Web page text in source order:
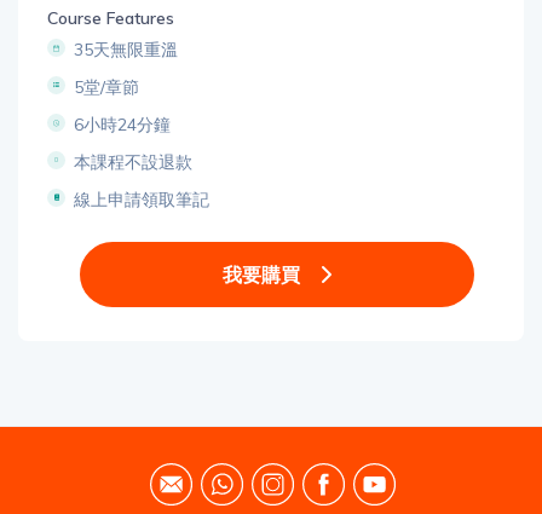
Course Features
35天無限重溫
5堂/章節
6小時24分鐘
本課程不設退款
線上申請領取筆記
我要購買